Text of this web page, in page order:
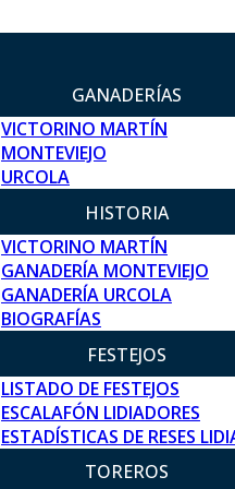
GANADERÍAS
VICTORINO MARTÍN
MONTEVIEJO
URCOLA
HISTORIA
VICTORINO MARTÍN
GANADERÍA MONTEVIEJO
GANADERÍA URCOLA
BIOGRAFÍAS
FESTEJOS
LISTADO DE FESTEJOS
ESCALAFÓN LIDIADORES
ESTADÍSTICAS DE RESES
TOREROS